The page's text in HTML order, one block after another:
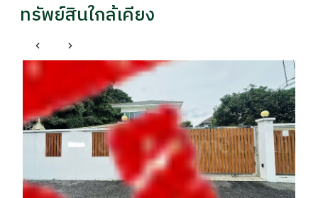
ทรัพย์สินใกล้เคียง
ประเวศ กรุงเทพมหานคร
ทาวน์โฮม 3 ชั้น อ่อนนุช 66 (สุขุมวิท77) ราคาถูก
ราคา
฿ 3,999,000
อนาคต / 064xxxxx44